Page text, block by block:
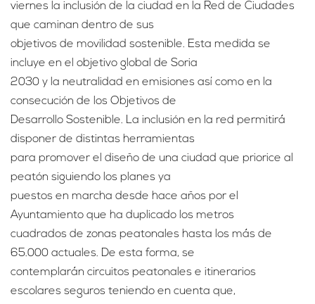
viernes la inclusión de la ciudad en la Red de Ciudades
que caminan dentro de sus
objetivos de movilidad sostenible. Esta medida se
incluye en el objetivo global de Soria
2030 y la neutralidad en emisiones así como en la
consecución de los Objetivos de
Desarrollo Sostenible. La inclusión en la red permitirá
disponer de distintas herramientas
para promover el diseño de una ciudad que priorice al
peatón siguiendo los planes ya
puestos en marcha desde hace años por el
Ayuntamiento que ha duplicado los metros
cuadrados de zonas peatonales hasta los más de
65.000 actuales. De esta forma, se
contemplarán circuitos peatonales e itinerarios
escolares seguros teniendo en cuenta que,